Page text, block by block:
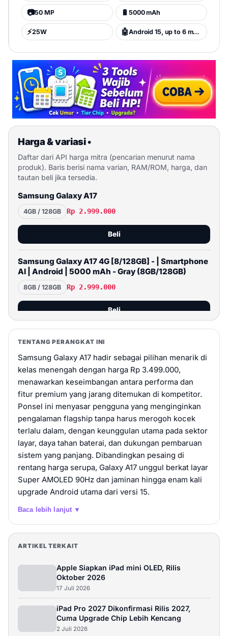
📷50 MP 🔋 5000 mAh
⚡25W 🤖 Android 15, up to 6 major Android upgrades, One UI 7
Harga & variasi•
Daftar dari API harga mitra (pencarian menurut nama
produk). Baris berisi nama varian, RAM/ROM, harga, dan
tautan beli jika tersedia.
Samsung Galaxy A17
4GB / 128GB Rp 2.999.000
Beli
Samsung Galaxy A17 4G [8/128GB] - | Smartphone
AI | Android | 5000 mAh - Gray (8GB/128GB)
8GB / 128GB Rp 2.999.000
Beli
Samsung Galaxy A17 4G [8/256GB] - | Smartphone
8GB / 256GB Rp 3.399.000
Beli
Samsung Galaxy A17
8GB / 128GB Rp 3.499.000
Beli
Samsung Galaxy A17 Special Hari Raya Package
8GB / 128GB Rp 3.499.000
Samsung Galaxy A17 5G 8/128GB - Black.
8GB / 128GB Rp 3.599.000
Samsung Galaxy A17 5G 8/256GB - Blue.
(8GB/256GB)
TENTANG PERANGKAT INI
Samsung Galaxy A17 hadir sebagai pilihan menarik di
kelas menengah dengan harga Rp 3.499.000,
menawarkan keseimbangan antara performa dan
fitur premium yang jarang ditemukan di kompetitor.
Ponsel ini menyasar pengguna yang menginginkan
pengalaman flagship tanpa harus merogoh kocek
terlalu dalam, dengan keunggulan utama pada sektor
layar, daya tahan baterai, dan dukungan pembaruan
sistem yang panjang. Dibandingkan pesaing di
rentang harga serupa, Galaxy A17 unggul berkat layar
Super AMOLED 90Hz dan jaminan hingga enam kali
upgrade Android utama dari versi 15.
Baca lebih lanjut ▼
ARTIKEL TERKAIT
Apple Siapkan iPad mini OLED, Rilis
Oktober 2026
17 Juli 2026
iPad Pro 2027 Dikonfirmasi Rilis 2027,
Cuma Upgrade Chip Lebih Kencang
2 Juli 2026